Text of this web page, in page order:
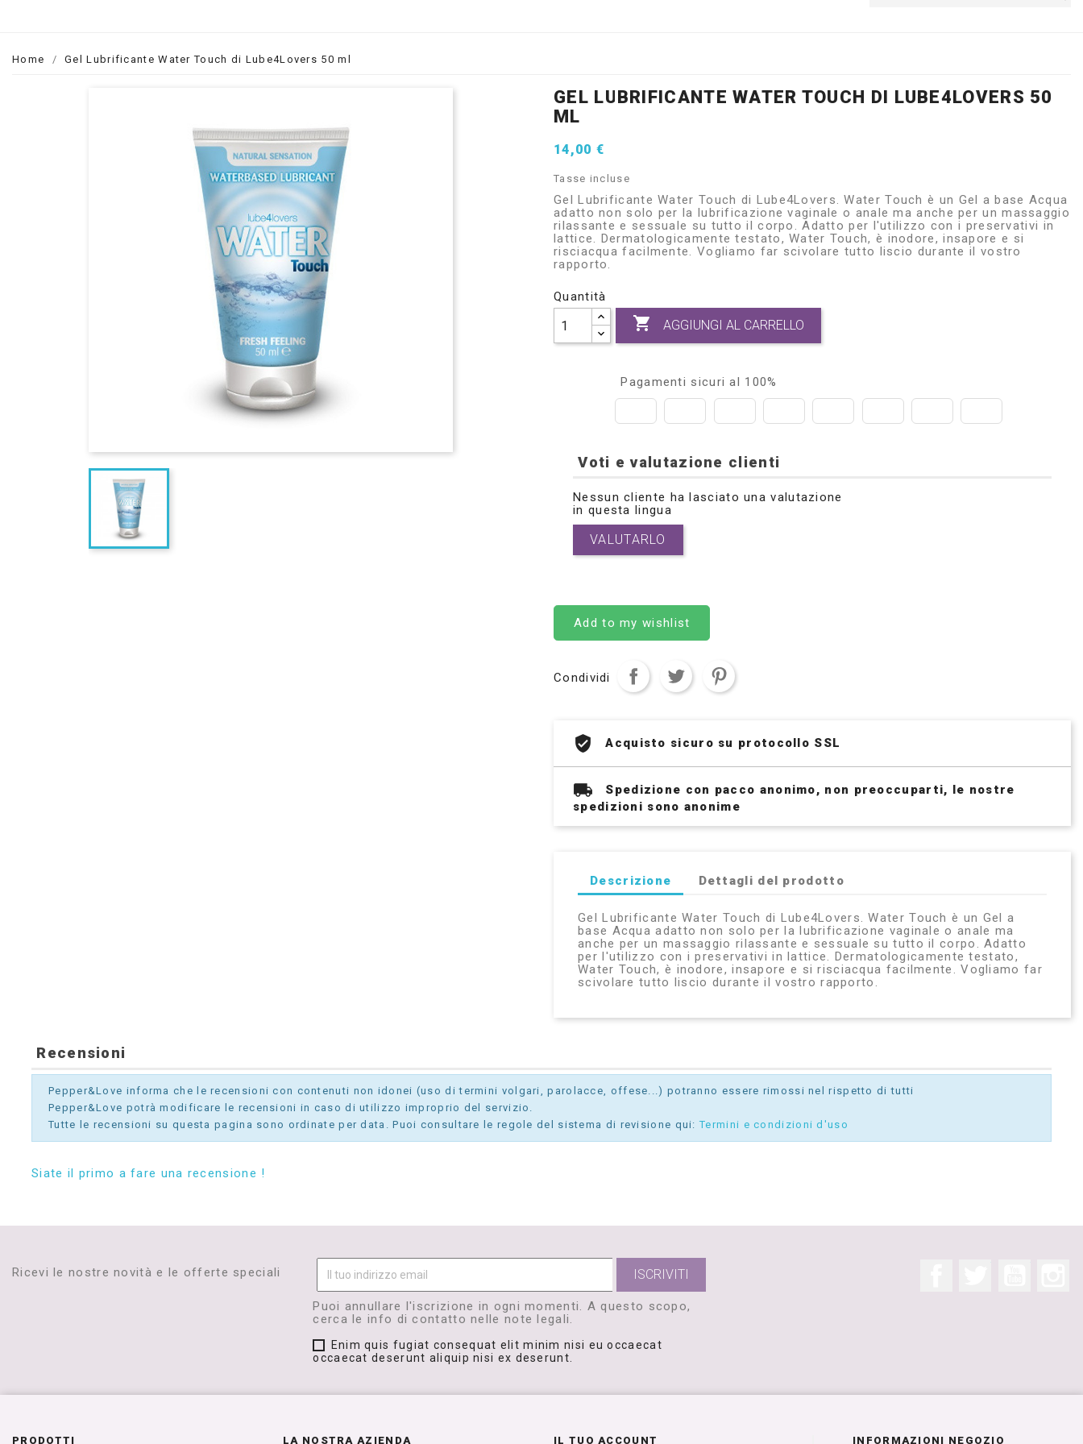
Home Gel Lubrificante Water Touch di Lube4Lovers 50 ml
GEL LUBRIFICANTE WATER TOUCH DI LUBE4LOVERS 50
ML
14,00 €
Tasse incluse
Gel Lubrificante Water Touch di Lube4Lovers. Water Touch è un Gel a base Acqua
adatto non solo per la lubrificazione vaginale o anale ma anche per un massaggio
rilassante e sessuale su tutto il corpo. Adatto per l'utilizzo con i preservativi in
lattice. Dermatologicamente testato, Water Touch, è inodore, insapore e si
risciacqua facilmente. Vogliamo far scivolare tutto liscio durante il vostro
rapporto.
Quantità
 AGGIUNGI AL CARRELLO
Pagamenti sicuri al 100%
Voti e valutazione clienti
Nessun cliente ha lasciato una valutazione
in questa lingua
VALUTARLO
Add to my wishlist
Condividi
Acquisto sicuro su protocollo SSL
Spedizione con pacco anonimo, non preoccuparti, le nostre
spedizioni sono anonime
Descrizione Dettagli del prodotto
Gel Lubrificante Water Touch di Lube4Lovers. Water Touch è un Gel a
base Acqua adatto non solo per la lubrificazione vaginale o anale ma
anche per un massaggio rilassante e sessuale su tutto il corpo. Adatto
per l'utilizzo con i preservativi in lattice. Dermatologicamente testato,
Water Touch, è inodore, insapore e si risciacqua facilmente. Vogliamo far
scivolare tutto liscio durante il vostro rapporto.
Recensioni
Pepper&Love informa che le recensioni con contenuti non idonei (uso di termini volgari, parolacce, offese...) potranno essere rimossi nel rispetto di tutti
Pepper&Love potrà modificare le recensioni in caso di utilizzo improprio del servizio.
Tutte le recensioni su questa pagina sono ordinate per data. Puoi consultare le regole del sistema di revisione qui:Termini e condizioni d'uso
Siate il primo a fare una recensione !
Ricevi le nostre novità e le offerte speciali
Puoi annullare l'iscrizione in ogni momenti. A questo scopo,
cerca le info di contatto nelle note legali.
Enim quis fugiat consequat elit minim nisi eu occaecat
occaecat deserunt aliquip nisi ex deserunt.
Facebook
PRODOTTI LA NOSTRA AZIENDA IL TUO ACCOUNT INFORMAZIONI NEGOZIO